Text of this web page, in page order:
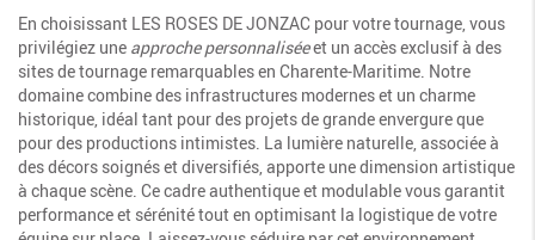
En choisissant LES ROSES DE JONZAC pour votre tournage, vous
privilégiez une approche personnaliséeet un accès exclusif à des
sites de tournage remarquables en Charente-Maritime. Notre
domaine combine des infrastructures modernes et un charme
historique, idéal tant pour des projets de grande envergure que
pour des productions intimistes. La lumière naturelle, associée à
des décors soignés et diversifiés, apporte une dimension artistique
à chaque scène. Ce cadre authentique et modulable vous garantit
performance et sérénité tout en optimisant la logistique de votre